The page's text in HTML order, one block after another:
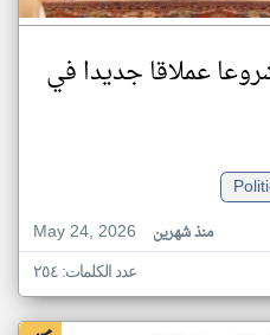
عملاقا جديدا في
May 24, 2026
منذ شهرين
عدد الكلمات: ٢٥٤